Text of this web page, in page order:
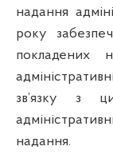
надання
року
покладених
зв’язку з
надання.